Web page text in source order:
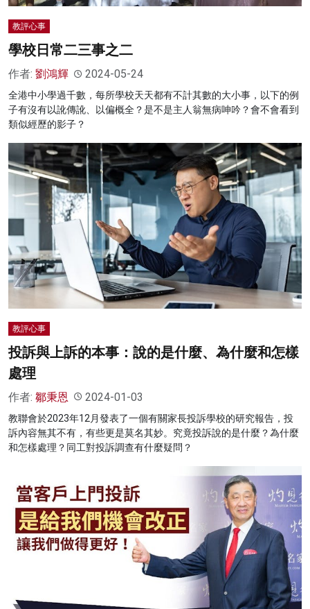
教評心事
學校日常二三事之二
作者: 劉鴻輝 2024-05-24
全港中小學過千數，每所學校天天都有不計其數的大小事，以下的例
子有沒有以訛傳訛、以偏概全？是不是主人翁無病呻吟？會不會看到
類似經歷的影子？
教評心事
投訴與上訴的本事：說的是什麼、為什麼和怎樣
處理
作者: 鄒秉恩 2024-01-03
教聯會於2023年12月發表了一個有關家長投訴學校的研究報告，投
訴內容無其不有，有些更是莫名其妙。究竟投訴說的是什麼？為什麼
和怎樣處理？同工對投訴調查有什麼疑問？